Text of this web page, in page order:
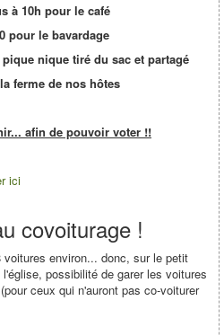
à 10h pour le café
pour le bavardage
nique tiré du sac et partagé
ferme de nos hôtes
afin de pouvoir voter !!
ici
covoiturage !
environ... donc, sur le petit
possibilité de garer les voitures
ceux qui n'auront pas co-voiturer